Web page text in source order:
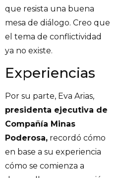
que resista una buena
mesa de diálogo. Creo que
el tema de conflictividad
ya no existe.
Experiencias
Por su parte, Eva Arias,
presidenta ejecutiva de
Compañía Minas
Poderosa, recordó cómo
en base a su experiencia
cómo se comienza a